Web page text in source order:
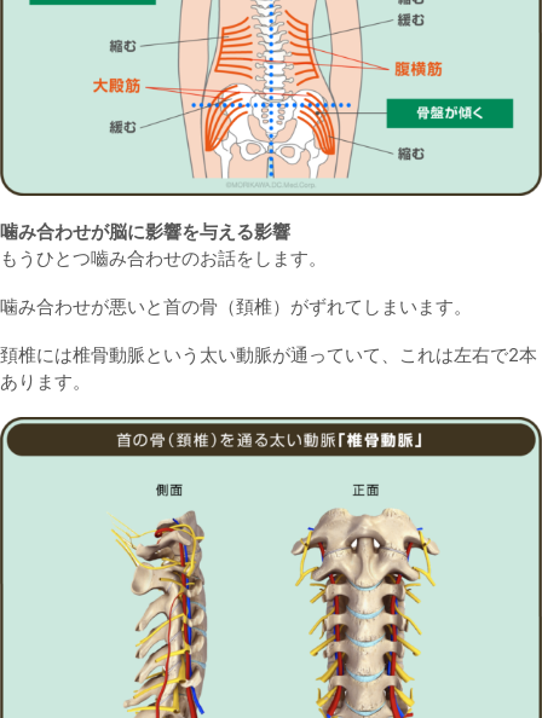
噛み合わせが脳に影響を与える影響
もうひとつ嚙み合わせのお話をします。
噛み合わせが悪いと首の骨（頚椎）がずれてしまいます。
頚椎には椎骨動脈という太い動脈が通っていて、これは左右で2本
あります。